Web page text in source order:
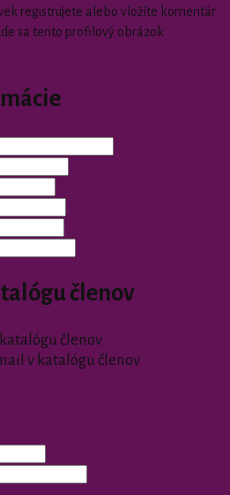
registrujete alebo vložíte komentár
sa tento profilový obrázok
členov
členov
v katalógu členov